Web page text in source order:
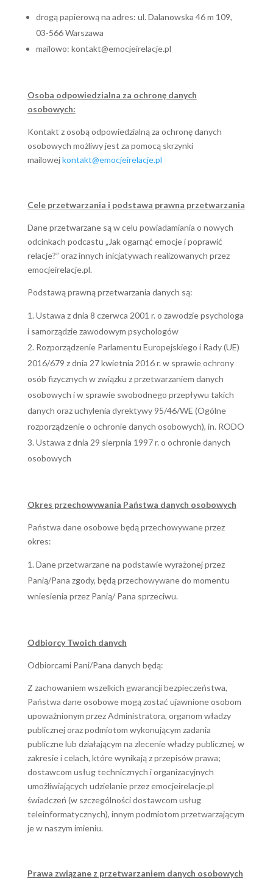
drogą papierową na adres: ul. Dalanowska 46 m 109,
03-566 Warszawa
mailowo: kontakt@emocjeirelacje.pl
Osoba odpowiedzialna za ochronę danych
osobowych:
Kontakt z osobą odpowiedzialną za ochronę danych
osobowych możliwy jest za pomocą skrzynki
mailowejkontakt@emocjeirelacje.pl
Cele przetwarzania i podstawa prawna przetwarzania
Dane przetwarzane są w celu powiadamiania o nowych
odcinkach podcastu „Jak ogarnąć emocje i poprawić
relacje?” oraz innych inicjatywach realizowanych przez
emocjeirelacje.pl.
Podstawą prawną przetwarzania danych są:
Ustawa z dnia 8 czerwca 2001 r. o zawodzie psychologa
i samorządzie zawodowym psychologów
Rozporządzenie Parlamentu Europejskiego i Rady (UE)
2016/679 z dnia 27 kwietnia 2016 r. w sprawie ochrony
osób fizycznych w związku z przetwarzaniem danych
osobowych i w sprawie swobodnego przepływu takich
danych oraz uchylenia dyrektywy 95/46/WE (Ogólne
rozporządzenie o ochronie danych osobowych), in. RODO
Ustawa z dnia 29 sierpnia 1997 r. o ochronie danych
osobowych
Okres przechowywania Państwa danych osobowych
Państwa dane osobowe będą przechowywane przez
okres:
Dane przetwarzane na podstawie wyrażonej przez
Panią/Pana zgody, będą przechowywane do momentu
wniesienia przez Panią/ Pana sprzeciwu.
Odbiorcy Twoich danych
Odbiorcami Pani/Pana danych będą:
Z zachowaniem wszelkich gwarancji bezpieczeństwa,
Państwa dane osobowe mogą zostać ujawnione osobom
upoważnionym przez Administratora, organom władzy
publicznej oraz podmiotom wykonującym zadania
publiczne lub działającym na zlecenie władzy publicznej, w
zakresie i celach, które wynikają z przepisów prawa;
dostawcom usług technicznych i organizacyjnych
umożliwiających udzielanie przez emocjeirelacje.pl
świadczeń (w szczególności dostawcom usług
teleinformatycznych), innym podmiotom przetwarzającym
je w naszym imieniu.
Prawa związane z przetwarzaniem danych osobowych